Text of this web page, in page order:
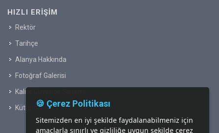
HIZLI ERIŞIM
Rektör
Tarihçe
Alanya Hakkında
Fotoğraf Galerisi
Kalite Güvence Sistemi
Kütüphane🍪 Çerez Politikası
Sitemizden en iyi şekilde faydalanabilmeniz için
amaçlarla sınırlı ve gizliliğe uygun şekilde çerez